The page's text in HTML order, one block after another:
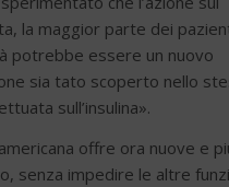
la maggior parte dei
potrebbe essere un nuovo
sia tato scoperto nello
sull’insulina».
offre ora nuove e
senza impedire le altre